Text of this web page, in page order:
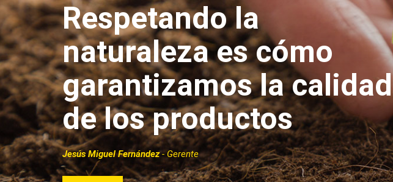
Respetando la
naturaleza es cómo
garantizamos la calidad
de los productos
Jesús Miguel Fernández- Gerente